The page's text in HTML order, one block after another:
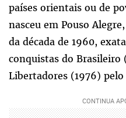
países orientais ou de
nasceu em Pouso
da década de 1960,
conquistas do Brasileiro
Libertadores (1976) pelo